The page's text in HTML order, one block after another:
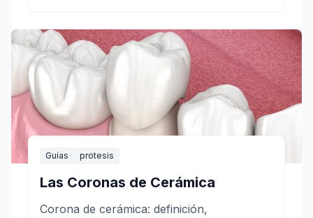
Guías protesis
Las Coronas de Cerámica
Corona de cerámica: definición,